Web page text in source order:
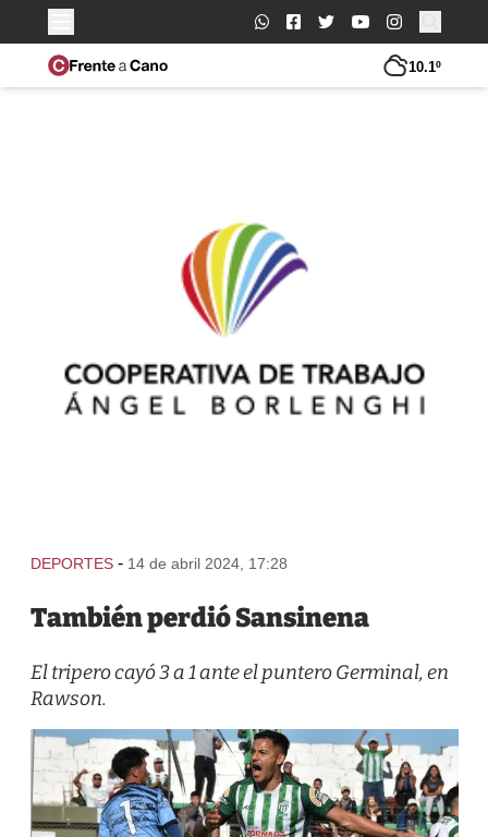
Buscar:
10.1º
DEPORTES - 14 de abril 2024, 17:28
También perdió Sansinena
El tripero cayó 3 a 1 ante el puntero Germinal, en
Rawson.